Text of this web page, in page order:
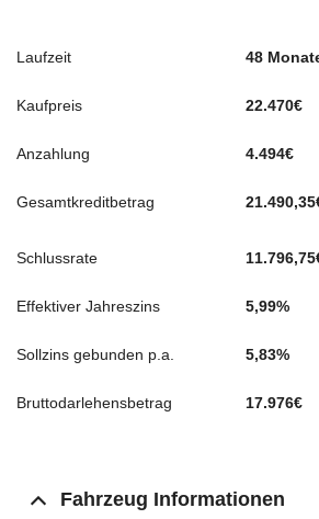
Laufzeit 48
Kaufpreis 22.470€
Anzahlung 4.494€
Gesamtkreditbetrag
Schlussrate 11.796,75
Effektiver Jahreszins 5,99%
Sollzins gebunden p.a. 5,83%
Bruttodarlehensbetrag 17.976€
Fahrzeug Informationen